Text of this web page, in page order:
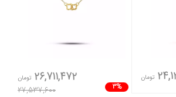
تومان
3%
26,711,472 تومان
27,537,600